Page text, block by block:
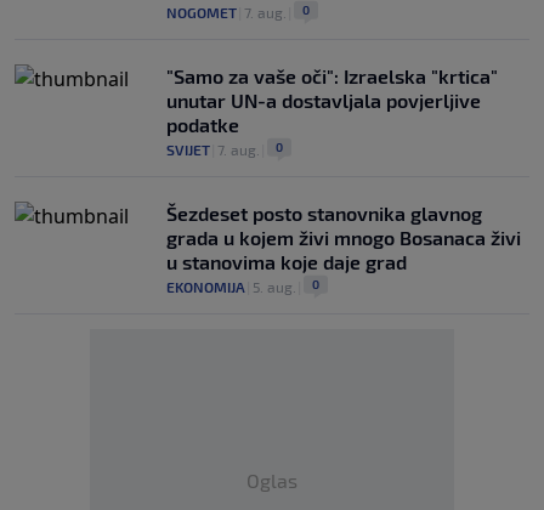
NOGOMET 7. aug. 0
"Samo za vaše oči": Izraelska "krtica"
unutar UN-a dostavljala povjerljive
podatke
SVIJET 7. aug. 0
Šezdeset posto stanovnika glavnog
grada u kojem živi mnogo Bosanaca živi
u stanovima koje daje grad
EKONOMIJA 5. aug. 0
Oglas